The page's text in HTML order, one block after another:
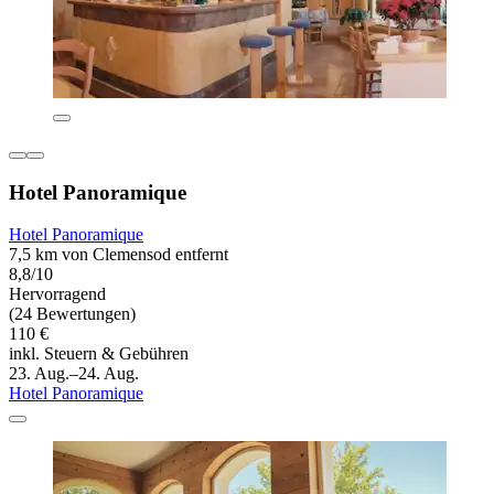
Hotel Panoramique
Hotel Panoramique
7,5 km von Clemensod entfernt
8,8/10
Hervorragend
(24 Bewertungen)
110 €
inkl. Steuern & Gebühren
23. Aug.–24. Aug.
Hotel Panoramique